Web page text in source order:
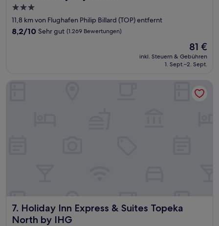
3.0-
Sterne-
Unterkunft
11,8 km von Flughafen Philip Billard (TOP) entfernt
8.2
Bewertungen)
8,2/10 Sehr gut (1.269 Bewertungen)
Der
Preis
beträgt
81 €
inkl. Steuern & Gebühren
1. Sept.–2. Sept.
7. Holiday Inn Express & Suites Topeka
North by IHG
Holiday Inn Express & Suites Topeka North by IHG